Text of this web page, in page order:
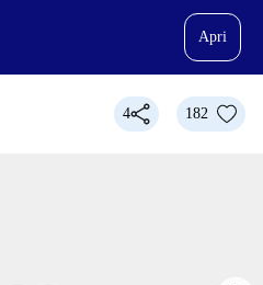
Apri
4 182